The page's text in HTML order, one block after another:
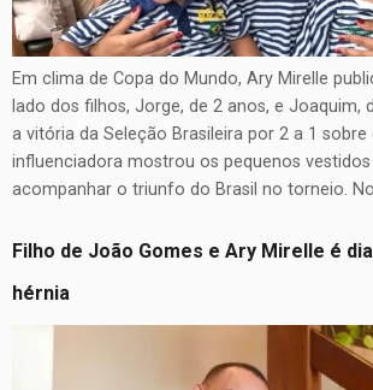
Em clima de Copa do Mundo, Ary Mirelle
lado dos filhos, Jorge, de 2 anos, e Joaquim,
a vitória da Seleção Brasileira por 2 a 1
influenciadora mostrou os pequenos
acompanhar o triunfo do Brasil no torneio.
Filho de João Gomes e Ary Mirelle é
hérnia